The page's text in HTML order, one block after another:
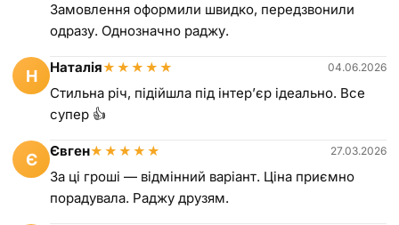
Замовлення оформили швидко, передзвонили
одразу. Однозначно раджу.
Н Наталія★ ★ ★ ★ ★ 04.06.2026
Стильна річ, підійшла під інтерʼєр ідеально. Все
супер 👍
Є Євген★ ★ ★ ★ ★ 27.03.2026
За ці гроші — відмінний варіант. Ціна приємно
порадувала. Раджу друзям.